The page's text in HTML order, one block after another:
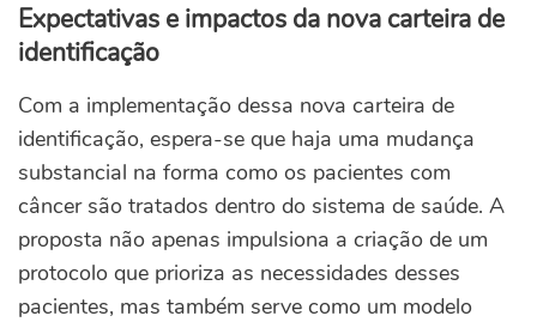
Expectativas e impactos da nova carteira de
identificação
Com a implementação dessa nova carteira de
identificação, espera-se que haja uma mudança
substancial na forma como os pacientes com
câncer são tratados dentro do sistema de saúde. A
proposta não apenas impulsiona a criação de um
protocolo que prioriza as necessidades desses
pacientes, mas também serve como um modelo